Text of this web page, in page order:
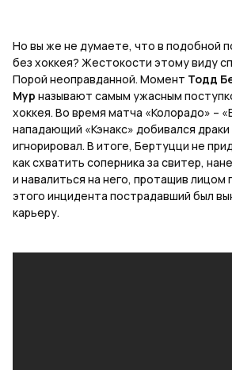
Но вы же не думаете, что в подобной
без хоккея? Жестокости этомувиду
Порой неоправданной. Момент Тодд
Мур называют самым ужасным
хоккея. Во время матча «Колорадо» –
нападающий «Кэнакс» добивался
игнорировал. В итоге, Бертуцци не
как схватить соперника за свитер,
и навалиться на него, протащив лицом
этого инцидента пострадавший был
карьеру.